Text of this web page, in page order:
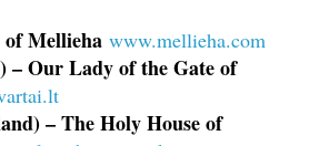
Mellieha www.mellieha.com
Our Lady of the Gate of
– The Holy House of